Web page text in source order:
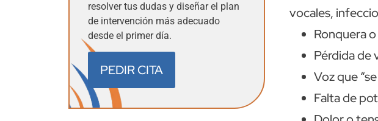
resolver tus dudas y diseñar el plan
de intervención más adecuado
desde el primer día.
PEDIR CITA
vocales,
Ronquera
Pérdida de
Voz que
Falta de